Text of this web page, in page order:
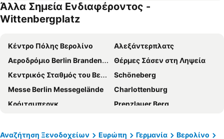
Maritim proArte Hotel Berlin
Eurostars Berlin
Hotel Aldea Berlin Centrum
Hampton by Hilton Berlin City Centre Alexanderplatz
The Ritz-Carlton, Berlin
City Guesthouse Pension Berlin
Hotel Riu Plaza Berlin
NH Berlin Alexanderplatz
Premier Inn Berlin City Spittelmarkt hotel
Wyndham Garden Berlin Mitte
Titanic Comfort Mitte
ibis Berlin City Potsdamer Platz
Dorint Kurfürstendamm Berlin
Novotel Suites Berlin City Potsdamer Platz
Meliá Berlin
Άλλα Σημεία Ενδιαφέροντος -
Wittenbergplatz
Κέντρο Πόλης Βερολίνο
Αλεξάντερπλατς
Αεροδρόμιο Berlin Brandenburg
Θέρμες Σάσεν στη Ληψεία
Κεντρικός Σταθμός του Βερολίνου
Schöneberg
Messe Berlin Messegelände
Charlottenburg
Κρόιτσμπεργκ
Prenzlauer Berg
Neukölln
Uber Arena
Αναζήτηση Ξενοδοχείων Ευρώπη Γερμανία
Βερολίνο